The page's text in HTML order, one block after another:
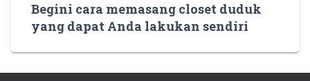
Begini cara memasang closet duduk
yang dapat Anda lakukan sendiri